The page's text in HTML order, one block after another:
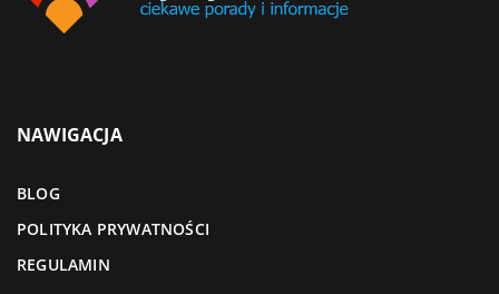
NAWIGACJA
BLOG
POLITYKA PRYWATNOŚCI
REGULAMIN